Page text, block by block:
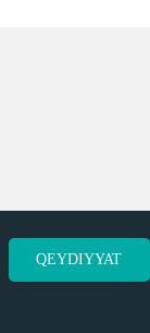
QEYDIYYAT